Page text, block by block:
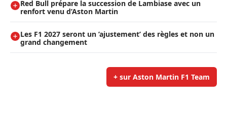
Red Bull prépare la succession de Lambiase avec un
renfort venu d’Aston Martin
Les F1 2027 seront un ’ajustement’ des règles et non un
grand changement
+ sur Aston Martin F1 Team